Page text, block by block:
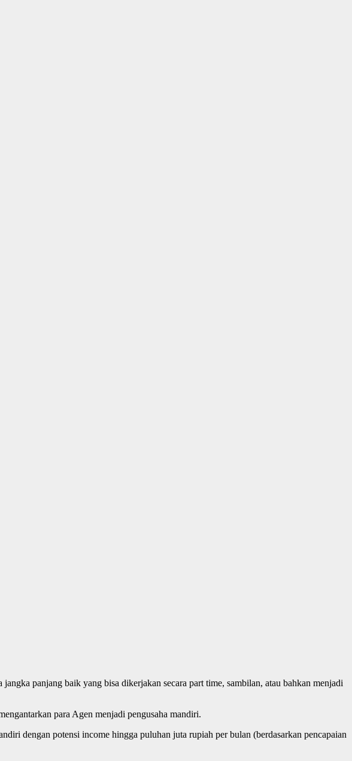
panjang baik yang bisa dikerjakan secara part time, sambilan, atau bahkan menjadi
para Agen menjadi pengusaha mandiri.
dengan potensi income hingga puluhan juta rupiah per bulan (berdasarkan pencapaian